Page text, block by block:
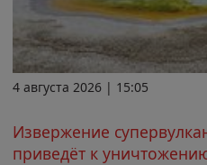
4 августа 2026 | 15:05
Извержение
приведёт к